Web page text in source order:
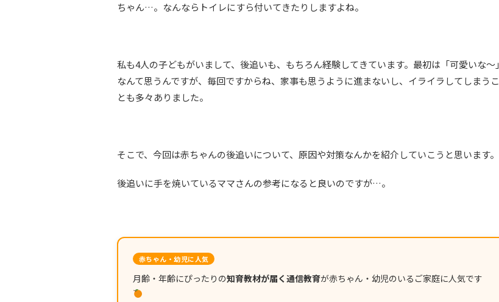
ちゃん…。なんならトイレにすら付いてきたりしますよね。
私も4人の子どもがいまして、後追いも、もちろん経験してきています。最初は「可愛いな～」
なんて思うんですが、毎回ですからね、家事も思うように進まないし、イライラしてしまうこ
とも多々ありました。
そこで、今回は赤ちゃんの後追いについて、原因や対策なんかを紹介していこうと思います。
後追いに手を焼いているママさんの参考になると良いのですが…。
赤ちゃん・幼児に人気
月齢・年齢にぴったりの知育教材が届く通信教育が赤ちゃん・幼児のいるご家庭に人気です